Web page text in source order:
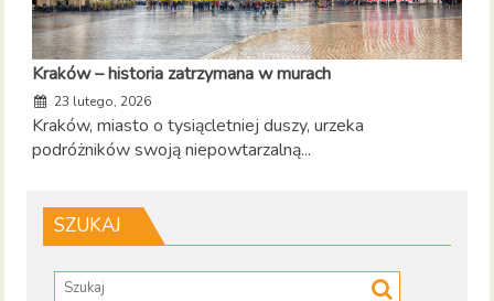
Kraków – historia zatrzymana w murach
23 lutego, 2026
Kraków, miasto o tysiącletniej duszy, urzeka
podróżników swoją niepowtarzalną...
SZUKAJ